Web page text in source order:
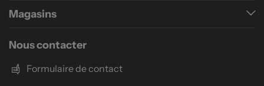
Magasins
Nous contacter
Formulaire de contact